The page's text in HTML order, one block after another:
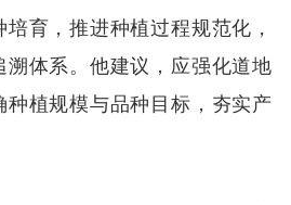
育，推进种植过程规范化，
溯体系。他建议，应强化道地
种植规模与品种目标，夯实产